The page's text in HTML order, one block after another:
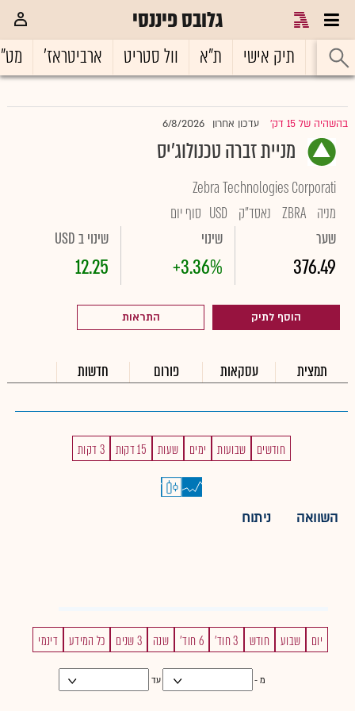
גלובס פיננסי
ראשי תיק אישי ת"א וול סטריט ארביטראז'
בהשהיה של 15 דק' עדכון אחרון 6/8/2026
מניית זברה טכנולוג'יס
Zebra Technologies Corporati
מניה ZBRA נאסד"ק USD סוף יום
שער
376.49
שינוי
+3.36%
שינוי ב USD
12.25
הוסף לתיק התראות
תמצית עסקאות פורום חדשות
חודשים שבועות ימים שעות 15 דקות 3 דקות
השוואה ניתוח
יום שבוע חודש 3 חוד' 6 חוד' שנה 3 שנים כל המידע דינמי
מ - עד